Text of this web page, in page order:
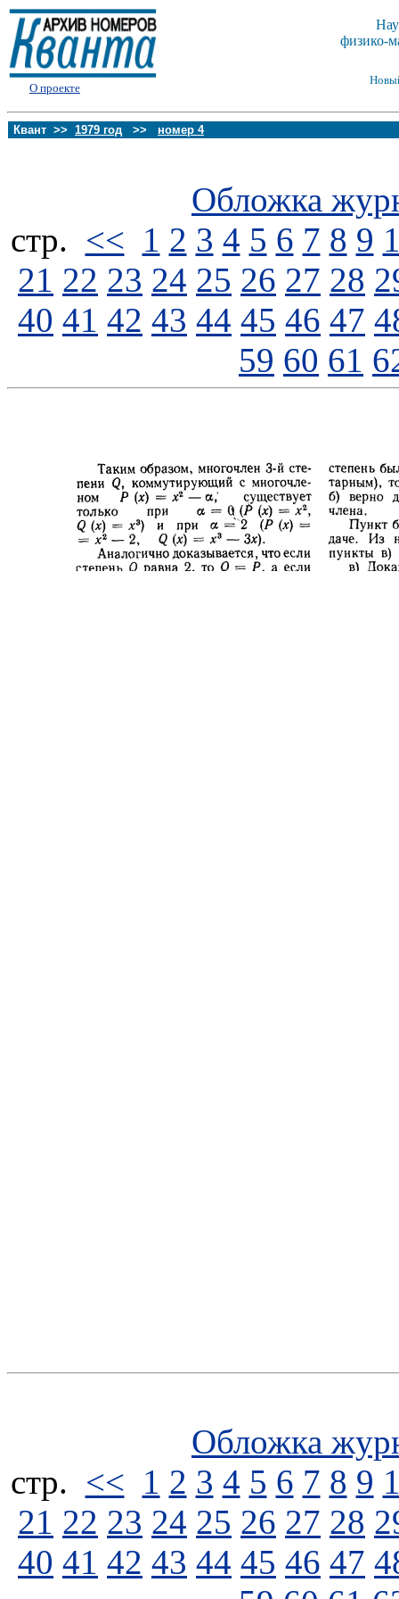
О проекте
физико-
Квант >> 1979 год >> номер 4
Обложка
стp. << 1 2 3 4 5 6 7 8 9
21 22 23 24 25 26 27 28
40 41 42 43 44 45 46 47
59 60 61
Обложка
стp. << 1 2 3 4 5 6 7 8 9
21 22 23 24 25 26 27 28
40 41 42 43 44 45 46 47